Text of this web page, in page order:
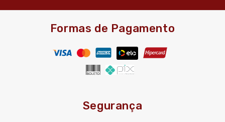
Formas de Pagamento
Segurança